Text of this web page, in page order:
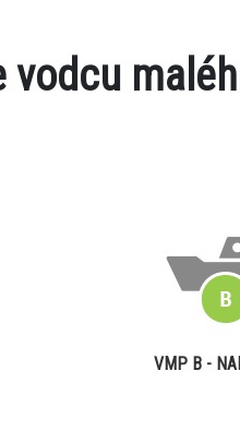
vodcu
VMP B -